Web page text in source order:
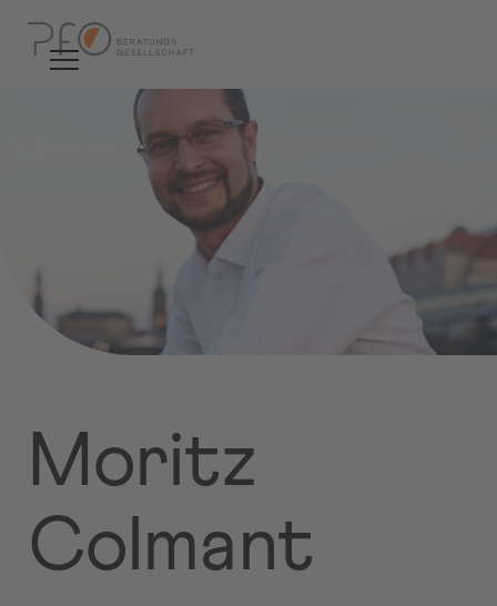
Moritz Colmant
Moritz
Colmant